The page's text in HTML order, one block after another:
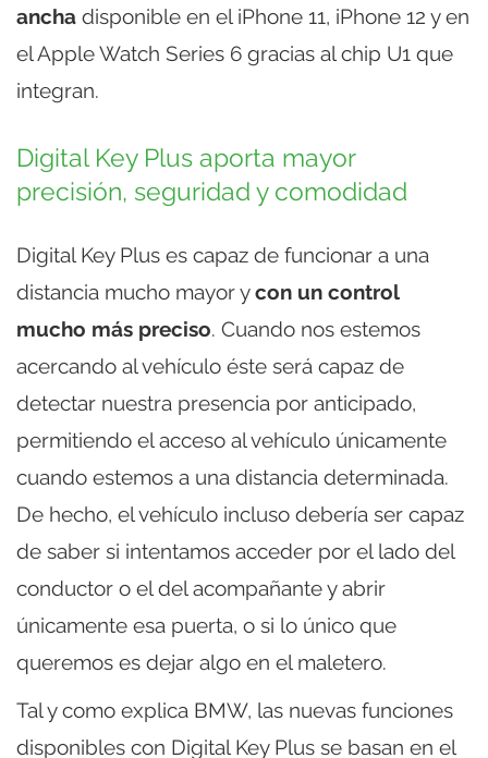
ancha disponible en el iPhone 11, iPhone 12 y en
el Apple Watch Series 6 gracias al chip U1 que
integran.
Digital Key Plus aporta mayor
precisión, seguridad y comodidad
Digital Key Plus es capaz de funcionar a una
distancia mucho mayor ycon un control
mucho más preciso. Cuando nos estemos
acercando al vehículo éste será capaz de
detectar nuestra presencia por anticipado,
permitiendo el acceso al vehículo únicamente
cuando estemos a una distancia determinada.
De hecho, el vehículo incluso debería ser capaz
de saber si intentamos acceder por el lado del
conductor o el del acompañante y abrir
únicamente esa puerta, o si lo único que
queremos es dejar algo en el maletero.
Tal y como explica BMW, las nuevas funciones
disponibles con Digital Key Plus se basan en el